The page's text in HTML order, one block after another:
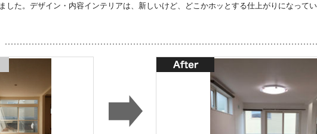
ました。デザイン・内容インテリアは、新しいけど、どこかホッとする仕上がりになってい